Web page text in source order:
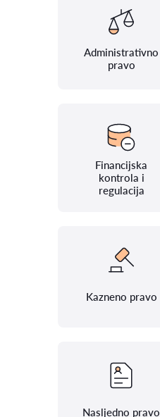
Administrativno
pravo
Financijska
kontrola i
regulacija
Kazneno pravo
Nasljedno pravo